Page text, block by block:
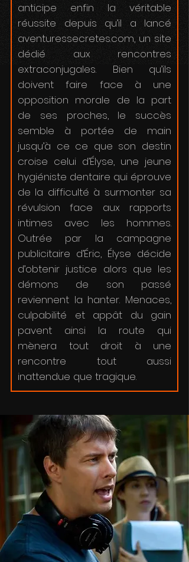
anticipe enfin la véritable
réussite depuis qu’il a lancé
aventuressecretes.com, un site
dédié aux rencontres
extraconjugales. Bien qu’ils
doivent faire face à une
opposition morale de la part
de ses proches, le succès
semble à portée de main
jusqu’à ce ce que son destin
croise celui d’Élyse, une jeune
hygiéniste dentaire qui éprouve
de la difficulté à surmonter sa
révulsion face aux rapports
intimes avec les hommes.
Outrée par la campagne
publicitaire d’Éric, Élyse décide
d’obtenir justice alors que les
démons de son passé
reviennent la hanter. Menaces,
culpabilité et appât du gain
pavent ainsi la route qui
mènera tout droit à une
rencontre tout aussi
inattendue que tragique.